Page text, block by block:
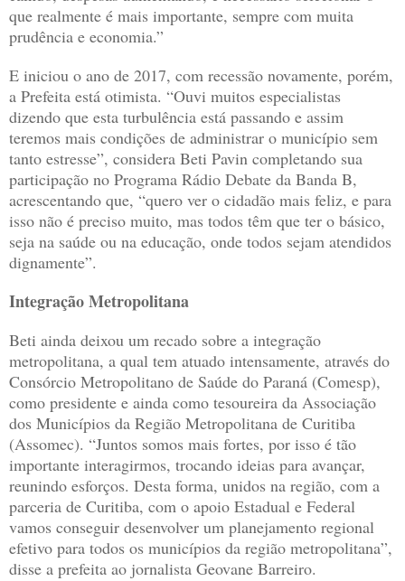
que realmente é mais importante, sempre com muita
prudência e economia.”
E iniciou o ano de 2017, com recessão novamente, porém,
a Prefeita está otimista. “Ouvi muitos especialistas
dizendo que esta turbulência está passando e assim
teremos mais condições de administrar o município sem
tanto estresse”, considera Beti Pavin completando sua
participação no Programa Rádio Debate da Banda B,
acrescentando que, “quero ver o cidadão mais feliz, e para
isso não é preciso muito, mas todos têm que ter o básico,
seja na saúde ou na educação, onde todos sejam atendidos
dignamente”.
Integração Metropolitana
Beti ainda deixou um recado sobre a integração
metropolitana, a qual tem atuado intensamente, através do
Consórcio Metropolitano de Saúde do Paraná (Comesp),
como presidente e ainda como tesoureira da Associação
dos Municípios da Região Metropolitana de Curitiba
(Assomec). “Juntos somos mais fortes, por isso é tão
importante interagirmos, trocando ideias para avançar,
reunindo esforços. Desta forma, unidos na região, com a
parceria de Curitiba, com o apoio Estadual e Federal
vamos conseguir desenvolver um planejamento regional
efetivo para todos os municípios da região metropolitana”,
disse a prefeita ao jornalista Geovane Barreiro.